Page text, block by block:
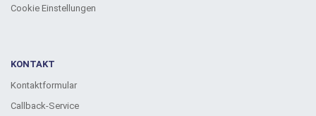
Cookie Einstellungen
KONTAKT
Kontaktformular
Callback-Service